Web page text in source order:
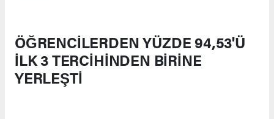
ÖĞRENCİLERDEN YÜZDE 94,53'Ü
İLK 3 TERCİHİNDEN BİRİNE
YERLEŞTİ